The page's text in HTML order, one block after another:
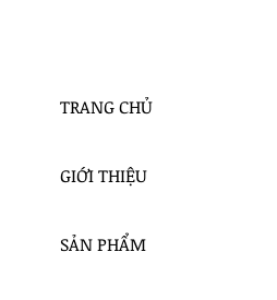
TRANG CHỦ
GIỚI THIỆU
SẢN PHẨM